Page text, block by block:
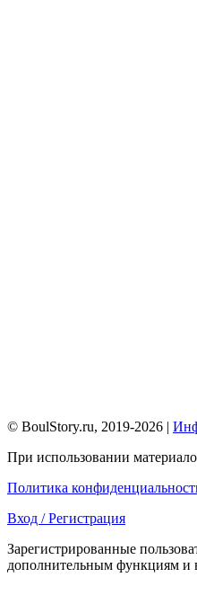
© BoulStory.ru, 2019-2026 |
При использовании
Политика
Вход / Регистрация
Зарегистрированные
дополнительным функциям и